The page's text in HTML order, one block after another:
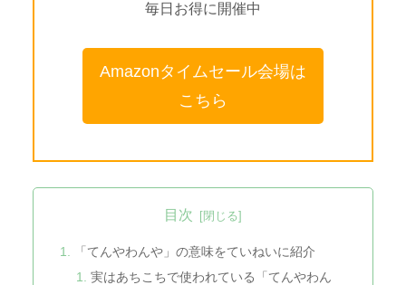
毎日お得に開催中
Amazonタイムセール会場は
こちら
目次
「てんやわんや」の意味をていねいに紹介
実はあちこちで使われている「てんやわん